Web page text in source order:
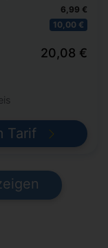
6,99 €
10,00 €
20,08 €
Tarif